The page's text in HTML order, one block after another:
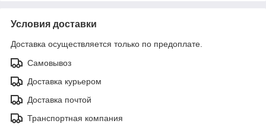
Условия доставки
Доставка осуществляется только по предоплате.
Самовывоз
Доставка курьером
Доставка почтой
Транспортная компания